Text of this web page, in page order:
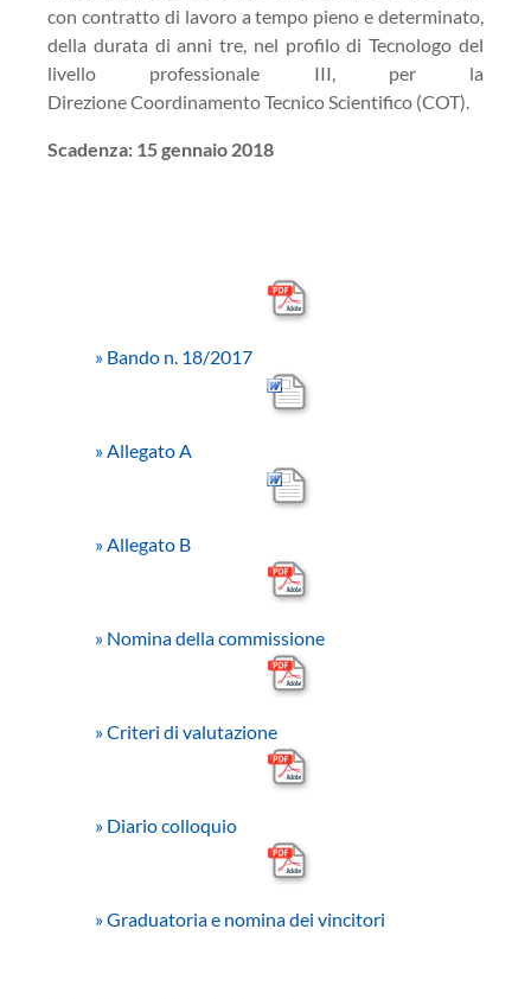
con contratto di lavoro a tempo pieno e determinato,
della durata di anni tre, nel profilo di Tecnologo del
livello professionale III, per la
Direzione Coordinamento Tecnico Scientifico (COT).
Scadenza: 15 gennaio 2018
» Bando n. 18/2017
»Allegato A
»Allegato B
» Nomina della commissione
»Criteri di valutazione
» Diario colloquio
»Graduatoria e nomina dei vincitori